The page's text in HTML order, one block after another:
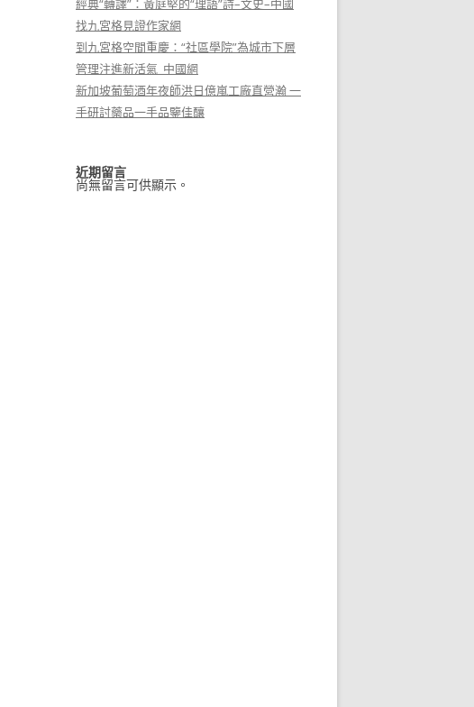
經典“轉譯”：黃庭堅的“理語”詩–文史–中國
找九宮格見證作家網
到九宮格空間重慶：“社區學院”為城市下層
管理注進新活氣_中國網
新加坡葡萄酒年夜師洪日億嵐工廠直營瀚 一
手研討藥品一手品鑒佳釀
近期留言
尚無留言可供顯示。